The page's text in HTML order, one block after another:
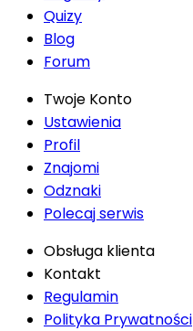
Quizy
Blog
Forum
Twoje Konto
Ustawienia
Profil
Znajomi
Odznaki
Polecaj serwis
Obsługa klienta
Kontakt
Regulamin
Polityka Prywatności